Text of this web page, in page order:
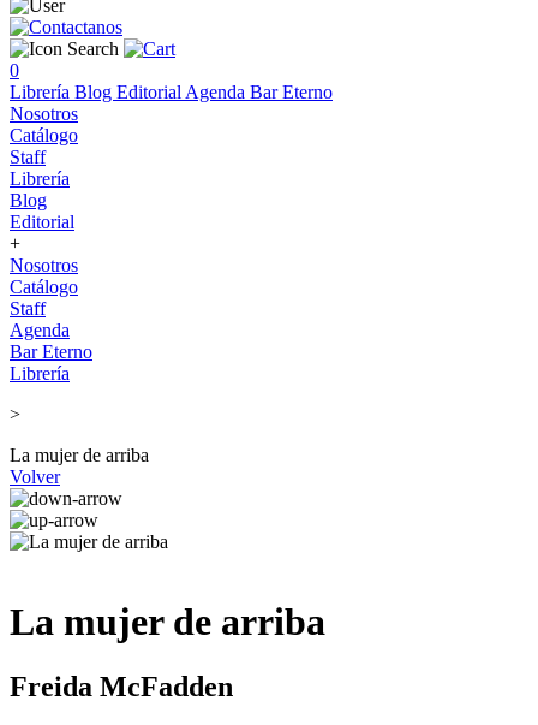
0
Librería Blog Editorial Agenda Bar Eterno
Nosotros
Catálogo
Staff
Librería
Blog
Editorial
+
Nosotros
Catálogo
Staff
Agenda
Bar Eterno
Librería
>
La mujer de arriba
Volver
La mujer de arriba
Freida McFadden